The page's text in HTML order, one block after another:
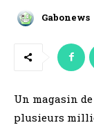
Gabonews
Un magasin
plusieurs